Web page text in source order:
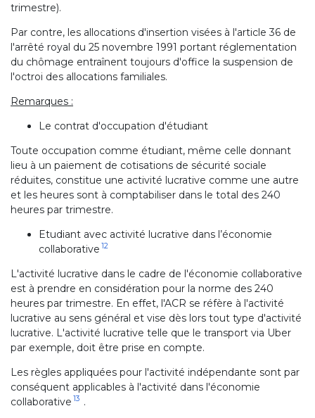
trimestre).
Par contre, les allocations d'insertion visées à l'article 36 de
l'arrêté royal du 25 novembre 1991 portant réglementation
du chômage entraînent toujours d'office la suspension de
l'octroi des allocations familiales.
Remarques :
Le contrat d'occupation d'étudiant
Toute occupation comme étudiant, même celle donnant
lieu à un paiement de cotisations de sécurité sociale
réduites, constitue une activité lucrative comme une autre
et les heures sont à comptabiliser dans le total des 240
heures par trimestre.
Etudiant avec activité lucrative dans l’économie
collaborative 12
L'activité lucrative dans le cadre de l'économie collaborative
est à prendre en considération pour la norme des 240
heures par trimestre. En effet, l'ACR se réfère à l'activité
lucrative au sens général et vise dès lors tout type d'activité
lucrative. L'activité lucrative telle que le transport via Uber
par exemple, doit être prise en compte.
Les règles appliquées pour l'activité indépendante sont par
conséquent applicables à l'activité dans l'économie
collaborative 13 .